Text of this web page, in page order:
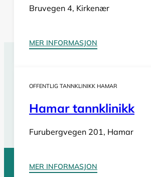
Bruvegen 4, Kirkenær
MER INFORMASJON
OFFENTLIG TANNKLINIKK HAMAR
Hamar tannklinikk
Furubergvegen 201, Hamar
MER INFORMASJON
Har du behov forakutt tannlegehjelp